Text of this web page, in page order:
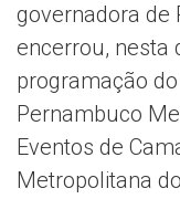
governadora de
encerrou, nesta
programação
Pernambuco
Eventos de
Metropolitana